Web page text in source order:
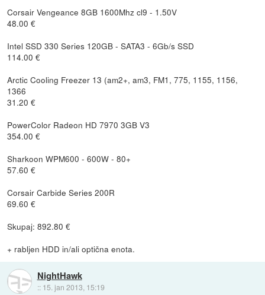
Corsair Vengeance 8GB 1600Mhz cl9 - 1.50V
48.00 €
Intel SSD 330 Series 120GB - SATA3 - 6Gb/s SSD
114.00 €
Arctic Cooling Freezer 13 (am2+, am3, FM1, 775, 1155, 1156,
1366
31.20 €
PowerColor Radeon HD 7970 3GB V3
354.00 €
Sharkoon WPM600 - 600W - 80+
57.60 €
Corsair Carbide Series 200R
69.60 €
Skupaj: 892.80 €
+ rabljen HDD in/ali optična enota.
NightHawk
:: 15. jan 2013, 15:19